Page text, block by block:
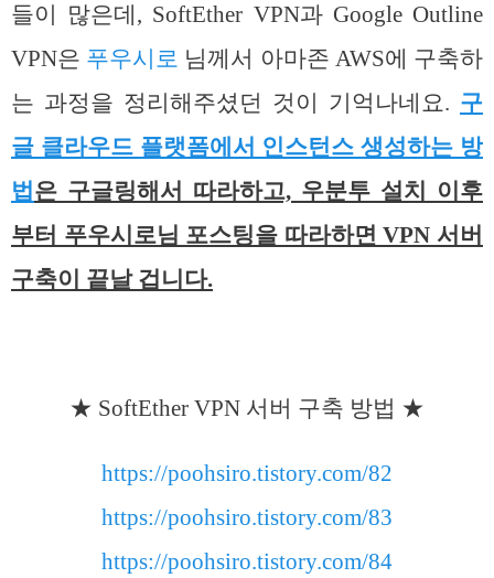
들이 많은데, SoftEther VPN과 Google Outline
VPN은 푸우시로 님께서 아마존 AWS에 구축하
는 과정을 정리해주셨던 것이 기억나네요. 구
글 클라우드 플랫폼에서 인스턴스 생성하는 방
법 은 구글링해서 따라하고, 우분투 설치 이후
부터 푸우시로님 포스팅을 따라하면 VPN 서버
구축이 끝날 겁니다.
★ SoftEther VPN 서버 구축 방법 ★
https://poohsiro.tistory.com/82
https://poohsiro.tistory.com/83
https://poohsiro.tistory.com/84